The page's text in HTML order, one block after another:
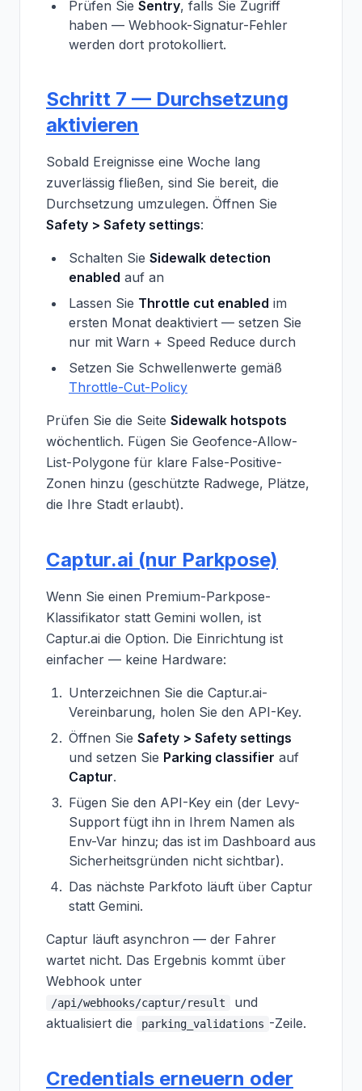
Prüfen Sie Sentry, falls Sie Zugriff
haben — Webhook-Signatur-Fehler
werden dort protokolliert.
Schritt 7 — Durchsetzung
aktivieren
Sobald Ereignisse eine Woche lang
zuverlässig fließen, sind Sie bereit, die
Durchsetzung umzulegen. Öffnen Sie
Safety > Safety settings:
Schalten Sie Sidewalk detection
enabled auf an
Lassen Sie Throttle cut enabled im
ersten Monat deaktiviert — setzen Sie
nur mit Warn + Speed Reduce durch
Setzen Sie Schwellenwerte gemäß
Throttle-Cut-Policy
Prüfen Sie die Seite Sidewalk hotspots
wöchentlich. Fügen Sie Geofence-Allow-
List-Polygone für klare False-Positive-
Zonen hinzu (geschützte Radwege, Plätze,
die Ihre Stadt erlaubt).
Captur.ai (nur Parkpose)
Wenn Sie einen Premium-Parkpose-
Klassifikator statt Gemini wollen, ist
Captur.ai die Option. Die Einrichtung ist
einfacher — keine Hardware:
Unterzeichnen Sie die Captur.ai-
Vereinbarung, holen Sie den API-Key.
Öffnen Sie Safety > Safety settings
und setzen Sie Parking classifier auf
Captur.
Fügen Sie den API-Key ein (der Levy-
Support fügt ihn in Ihrem Namen als
Env-Var hinzu; das ist im Dashboard aus
Sicherheitsgründen nicht sichtbar).
Das nächste Parkfoto läuft über Captur
statt Gemini.
Captur läuft asynchron — der Fahrer
wartet nicht. Das Ergebnis kommt über
Webhook unter
/api/webhooks/captur/result
und
aktualisiert die
parking_validations -Zeile.
Credentials erneuern oder